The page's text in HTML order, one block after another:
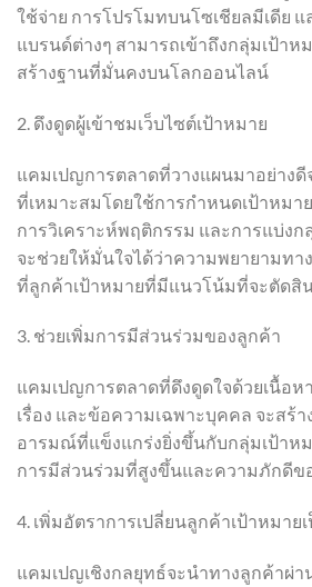
ใช้จ่าย การโปรโมทบนโซเชียลมีเดีย แ
แบรนด์ต่างๆ สามารถเข้าถึงกลุ่มเป้าห
สร้างฐานที่มั่นคงบนโลกออนไลน์
2. ดึงดูดผู้เข้าชมเว็บไซต์เป้าหมาย
แคมเปญการตลาดที่วางแผนมาอย่างดี
ที่เหมาะสมโดยใช้การกำหนดเป้าหม
การวิเคราะห์พฤติกรรม และการแบ่ง
จะช่วยให้มั่นใจได้ว่าความพยายามทา
ที่ลูกค้าเป้าหมายที่มีแนวโน้มที่จะตัดสิ
3. ช่วยเพิ่มการมีส่วนร่วมของลูกค้า
แคมเปญการตลาดที่ดึงดูดใจด้วยเนื้อห
เรื่อง และข้อความเฉพาะบุคคล จะสร้
อารมณ์ที่แข็งแกร่งยิ่งขึ้นกับกลุ่มเป้าห
การมีส่วนร่วมที่สูงขึ้นและความภักดีข
4. เพิ่มอัตราการเปลี่ยนลูกค้าเป้าหมาย
แคมเปญเชิงกลยุทธ์จะนำทางลูกค้าผ่า